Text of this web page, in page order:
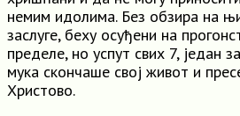
немим идолима. Без обзира на
заслуге, беху осуђени на
пределе, но успут свих 7, један
мука скончаше свој живот и
Христово.